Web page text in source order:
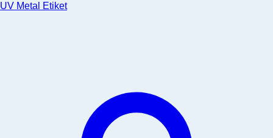
UV Metal Etiket